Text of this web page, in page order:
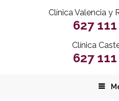
Clínica Valencia y
627
Clínica
627